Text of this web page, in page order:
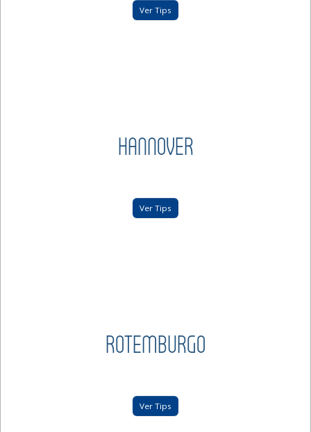
Ver Tips
HANNOVER
Ver Tips
ROTEMBURGO
Ver Tips